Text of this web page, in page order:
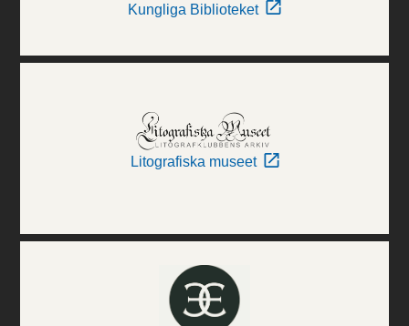
Kungliga Biblioteket
Litografiska museet